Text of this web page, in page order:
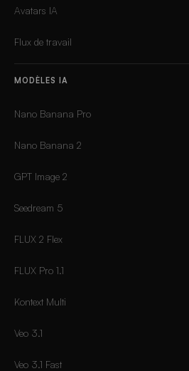
Avatars IA
Flux de travail
MODÈLES IA
Nano Banana Pro
Nano Banana 2
GPT Image 2
Seedream 5
FLUX 2 Flex
FLUX Pro 1.1
Kontext Multi
Veo 3.1
Veo 3.1 Fast